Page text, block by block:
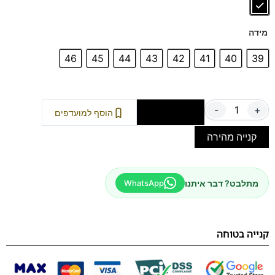
מידה
39
40
41
42
43
44
45
46
- + הוסף למועדפים
קנייה מהירה
מתלבט? דבר איתנו WhatsApp
קנייה בטוחה